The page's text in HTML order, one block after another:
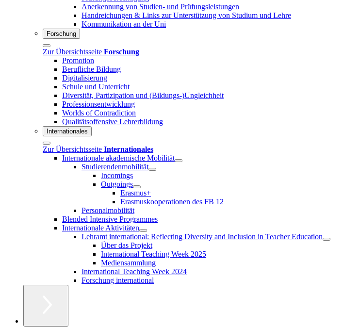
Anerkennung von Studien- und Prüfungsleistungen
Handreichungen & Links zur Unterstützung von Studium und Lehre
Kommunikation an der Uni
Forschung
Zur Übersichtsseite Forschung
Promotion
Berufliche Bildung
Digitalisierung
Schule und Unterricht
Diversität, Partizipation und (Bildungs-)Ungleichheit
Professionsentwicklung
Worlds of Contradiction
Qualitätsoffensive Lehrerbildung
Internationales
Zur Übersichtsseite Internationales
Internationale akademische Mobilität
Studierendenmobilität
Incomings
Outgoings
Erasmus+
Erasmuskooperationen des FB 12
Personalmobilität
Blended Intensive Programmes
Internationale Aktivitäten
Lehramt international: Reflecting Diversity and Inclusion in Teacher Education
Über das Projekt
International Teaching Week 2025
Mediensammlung
International Teaching Week 2024
Forschung international